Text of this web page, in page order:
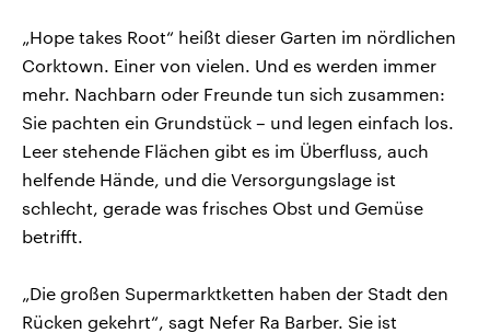
„Hope takes Root“ heißt dieser Garten im nördlichen
Corktown. Einer von vielen. Und es werden immer
mehr. Nachbarn oder Freunde tun sich zusammen:
Sie pachten ein Grundstück – und legen einfach los.
Leer stehende Flächen gibt es im Überfluss, auch
helfende Hände, und die Versorgungslage ist
schlecht, gerade was frisches Obst und Gemüse
betrifft.
„Die großen Supermarktketten haben der Stadt den
Rücken gekehrt“, sagt Nefer Ra Barber. Sie ist